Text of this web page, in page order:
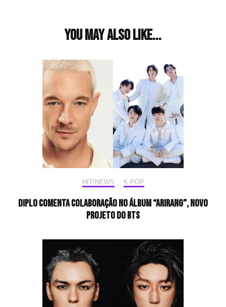
You may also like...
HIT!NEWS , K-POP
Diplo comenta colaboração no álbum “ARIRANG”, novo
projeto do BTS